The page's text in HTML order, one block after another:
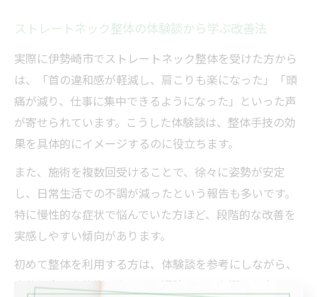
ストレートネック整体の体験談から学ぶ改善法
実際に伊勢崎市でストレートネック整体を受けた方から
は、「首の違和感が軽減し、肩こりも楽になった」「頭
痛が減り、仕事に集中できるようになった」といった声
が寄せられています。こうした体験談は、整体手技の効
果を具体的にイメージするのに役立ちます。
また、施術を複数回受けることで、徐々に姿勢が安定
し、日常生活での不調が減ったという報告も多いです。
特に慢性的な症状で悩んでいた方ほど、段階的な改善を
実感しやすい傾向があります。
初めて整体を利用する方は、体験談を参考にしながら、
自分に合った施術スタイルや通院ペースを選ぶと良いで